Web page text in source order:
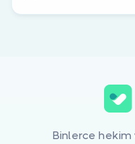
Binlerce hekim